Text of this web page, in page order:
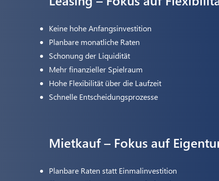
Keine hohe Anfangsinvestition
Planbare monatliche Raten
Schonung der Liquidität
Mehr finanzieller Spielraum
Hohe Flexibilität über die Laufzeit
Schnelle Entscheidungsprozesse
Mietkauf – Fokus auf
Planbare Raten statt Einmalinvestition